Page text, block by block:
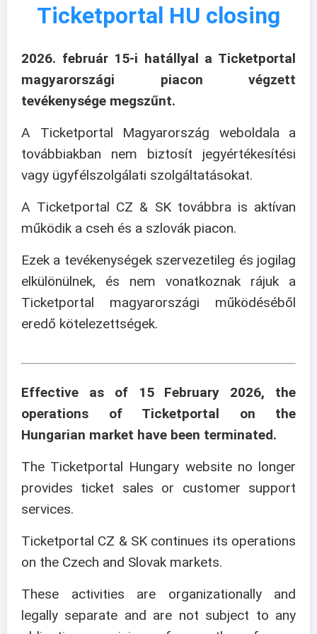
Ticketportal HU closing
2026. február 15-i hatállyal a Ticketportal
magyarországi piacon végzett
tevékenysége megszűnt.
A Ticketportal Magyarország weboldala a
továbbiakban nem biztosít jegyértékesítési
vagy ügyfélszolgálati szolgáltatásokat.
A Ticketportal CZ & SK továbbra is aktívan
működik a cseh és a szlovák piacon.
Ezek a tevékenységek szervezetileg és jogilag
elkülönülnek, és nem vonatkoznak rájuk a
Ticketportal magyarországi működéséből
eredő kötelezettségek.
Effective as of 15 February 2026, the
operations of Ticketportal on the
Hungarian market have been terminated.
The Ticketportal Hungary website no longer
provides ticket sales or customer support
services.
Ticketportal CZ & SK continues its operations
on the Czech and Slovak markets.
These activities are organizationally and
legally separate and are not subject to any